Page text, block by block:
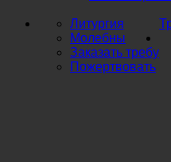
Литургия
Молебны
Заказать требу
Пожертвовать